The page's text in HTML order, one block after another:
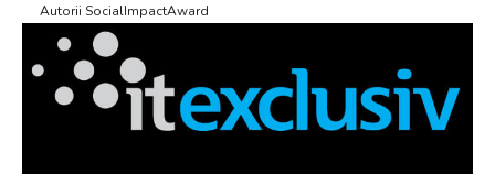
Autorii SocialImpactAward